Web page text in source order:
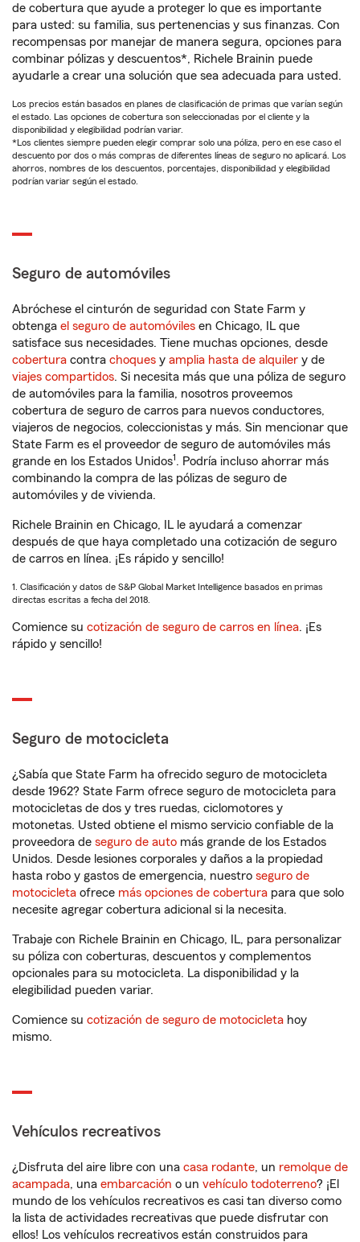
de cobertura que ayude a proteger lo que es importante
para usted: su familia, sus pertenencias y sus finanzas. Con
recompensas por manejar de manera segura, opciones para
combinar pólizas y descuentos*, Richele Brainin puede
ayudarle a crear una solución que sea adecuada para usted.
Los precios están basados en planes de clasificación de primas que varían según
el estado. Las opciones de cobertura son seleccionadas por el cliente y la
disponibilidad y elegibilidad podrían variar.
*Los clientes siempre pueden elegir comprar solo una póliza, pero en ese caso el
descuento por dos o más compras de diferentes líneas de seguro no aplicará. Los
ahorros, nombres de los descuentos, porcentajes, disponibilidad y elegibilidad
podrían variar según el estado.
Seguro de automóviles
Abróchese el cinturón de seguridad con State Farm y
obtenga el seguro de automóviles en Chicago, IL que
satisface sus necesidades. Tiene muchas opciones, desde
cobertura contra choques y amplia hasta de alquiler y de
viajes compartidos. Si necesita más que una póliza de seguro
de automóviles para la familia, nosotros proveemos
cobertura de seguro de carros para nuevos conductores,
viajeros de negocios, coleccionistas y más. Sin mencionar que
State Farm es el proveedor de seguro de automóviles más
grande en los Estados Unidos1. Podría incluso ahorrar más
combinando la compra de las pólizas de seguro de
automóviles y de vivienda.
Richele Brainin en Chicago, IL le ayudará a comenzar
después de que haya completado una cotización de seguro
de carros en línea. ¡Es rápido y sencillo!
1. Clasificación y datos de S&P Global Market Intelligence basados en primas
directas escritas a fecha del 2018.
Comience su cotización de seguro de carros en línea. ¡Es
rápido y sencillo!
Seguro de motocicleta
¿Sabía que State Farm ha ofrecido seguro de motocicleta
desde 1962? State Farm ofrece seguro de motocicleta para
motocicletas de dos y tres ruedas, ciclomotores y
motonetas. Usted obtiene el mismo servicio confiable de la
proveedora de seguro de auto más grande de los Estados
Unidos. Desde lesiones corporales y daños a la propiedad
hasta robo y gastos de emergencia, nuestro seguro de
motocicleta ofrece más opciones de cobertura para que solo
necesite agregar cobertura adicional si la necesita.
Trabaje con Richele Brainin en Chicago, IL, para personalizar
su póliza con coberturas, descuentos y complementos
opcionales para su motocicleta. La disponibilidad y la
elegibilidad pueden variar.
Comience su cotización de seguro de motocicleta hoy
mismo.
Vehículos recreativos
¿Disfruta del aire libre con una casa rodante, un remolque de
acampada, una embarcación o un vehículo todoterreno? ¡El
mundo de los vehículos recreativos es casi tan diverso como
la lista de actividades recreativas que puede disfrutar con
ellos! Los vehículos recreativos están construidos para